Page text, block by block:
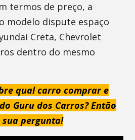
termos de preço, a
modelo dispute espaço
Creta, Chevrolet
dentro do mesmo
qual carro comprar e
Guru dos Carros? Então
sua pergunta!